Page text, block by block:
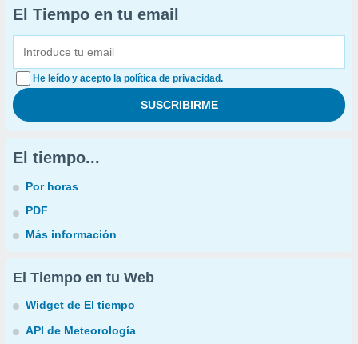
El Tiempo en tu email
He leído y acepto la política de privacidad.
El tiempo...
Por horas
PDF
Más información
El Tiempo en tu Web
Widget de El tiempo
API de Meteorología